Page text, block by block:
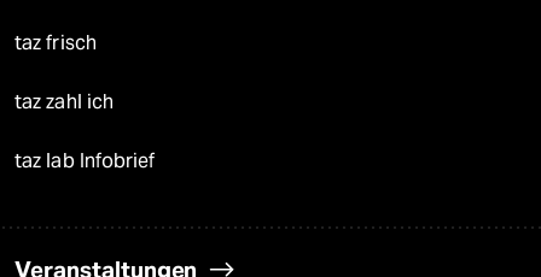
taz frisch
taz zahl ich
taz lab Infobrief
Veranstaltungen